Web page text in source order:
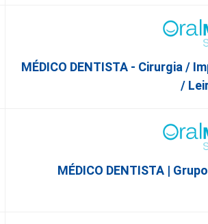
MÉDICO DENTISTA - Cirurgia /
/
MÉDICO DENTISTA |